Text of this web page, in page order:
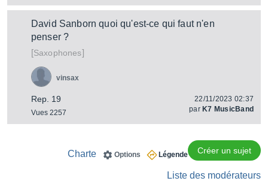
David Sanborn quoi qu'est-ce qui faut n'en
penser ?
[Saxophones]
Rep. 19
Vues 2257
vinsax
22/11/2023 02:37
par K7 MusicBand
Créer un sujet
Légende
Options
Charte
Liste des modérateurs